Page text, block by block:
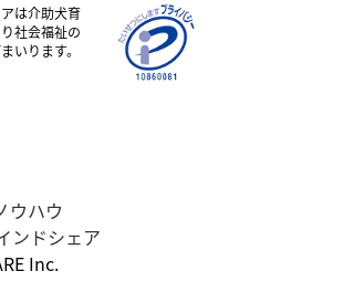
は介助犬育
社会福祉の
いります。
ウハウ
ンドシェア
Inc.